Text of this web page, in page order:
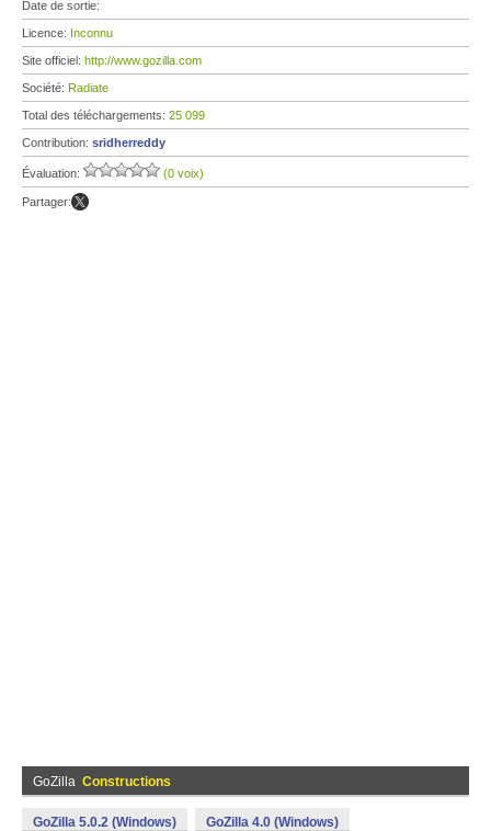
Date de sortie:
Licence: Inconnu
Site officiel: http://www.gozilla.com
Société: Radiate
Total des téléchargements: 25 099
Contribution: sridherreddy
Évaluation: (0 voix)
Partager:
GoZilla Constructions
GoZilla 5.0.2 (Windows) GoZilla 4.0 (Windows)